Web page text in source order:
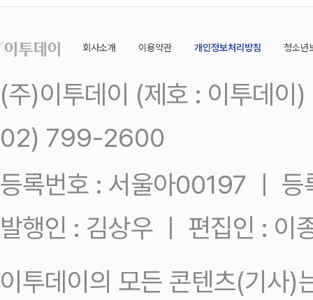
회사소개 이용약관 개인정보처리방침 청소년
(주)이투데이 (제호 : 이투데
02) 799-2600
등록번호 : 서울아00197 ㅣ
발행인 : 김상우 ㅣ 편집인 : 이
이투데이의 모든 콘텐츠(기사)